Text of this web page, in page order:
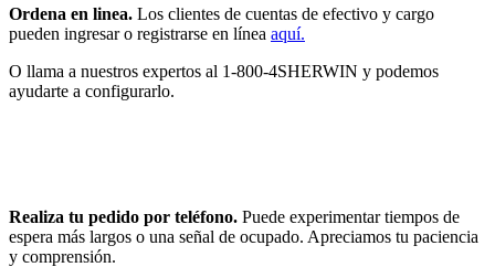
Ordena en linea. Los clientes de cuentas de efectivo y cargo
pueden ingresar o registrarse en línea aquí.
O llama a nuestros expertos al 1-800-4SHERWIN y podemos
ayudarte a configurarlo.
Realiza tu pedido por teléfono. Puede experimentar tiempos de
espera más largos o una señal de ocupado. Apreciamos tu paciencia
y comprensión.